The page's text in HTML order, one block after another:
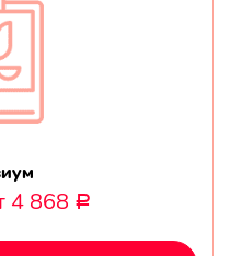
4 868 Р